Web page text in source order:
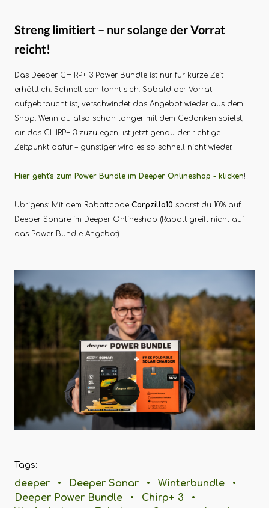
Streng limitiert – nur solange der Vorrat
reicht!
Das Deeper CHIRP+ 3 Power Bundle ist nur für kurze Zeit
erhältlich. Schnell sein lohnt sich: Sobald der Vorrat
aufgebraucht ist, verschwindet das Angebot wieder aus dem
Shop. Wenn du also schon länger mit dem Gedanken spielst,
dir das CHIRP+ 3 zuzulegen, ist jetzt genau der richtige
Zeitpunkt dafür – günstiger wird es so schnell nicht wieder.
Hier geht's zum Power Bundle im Deeper Onlineshop - klicken!
Übrigens: Mit dem Rabattcode Carpzilla10 sparst du 10% auf
Deeper Sonare im Deeper Onlineshop (Rabatt greift nicht auf
das Power Bundle Angebot).
Tags:
deeper • Deeper Sonar • Winterbundle
•
Deeper Power Bundle
• Chirp+ 3
•